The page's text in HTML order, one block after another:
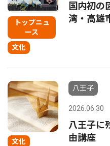
トップニュ
ース
文化
国内初
湾・高雄
文化
八王子
2026.06.30
八王子に
由講座